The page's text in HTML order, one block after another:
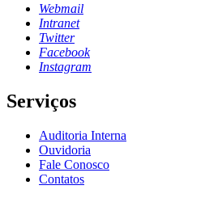
Webmail
Intranet
Twitter
Facebook
Instagram
Serviços
Auditoria Interna
Ouvidoria
Fale Conosco
Contatos